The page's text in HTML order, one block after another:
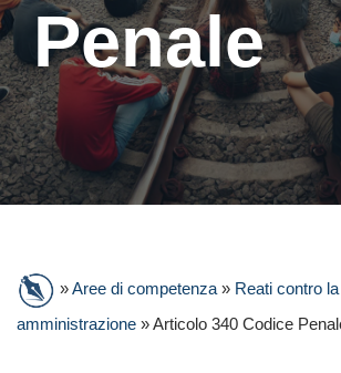
Penale
»Aree di competenza» Reati contro
amministrazione »Articolo 340 Codice